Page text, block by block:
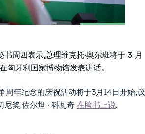
书周四表示,总理维克托·奥尔班将于 3 月
匈牙利国家博物馆发表讲话。
周年纪念的庆祝活动将于3月14日开始,议
奖,佐尔坦 · 科瓦奇 在脸书上说.